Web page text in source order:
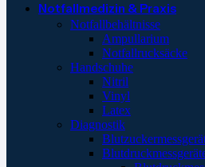
Notfallmedizin & Praxis
Notfallbehältnisse
Ampullarium
Notfallrucksäcke
Handschuhe
Nitril
Vinyl
Latex
Diagnostik